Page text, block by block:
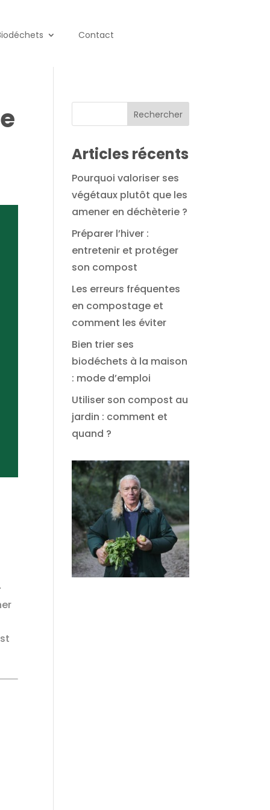
Contact
Articles récents
Pourquoi valoriser ses
végétaux plutôt que les
amener en déchèterie ?
Préparer l’hiver :
entretenir et protéger
son compost
Les erreurs fréquentes
en compostage et
comment les éviter
Bien trier ses
biodéchets à la maison
: mode d’emploi
Utiliser son compost au
jardin : comment et
quand ?